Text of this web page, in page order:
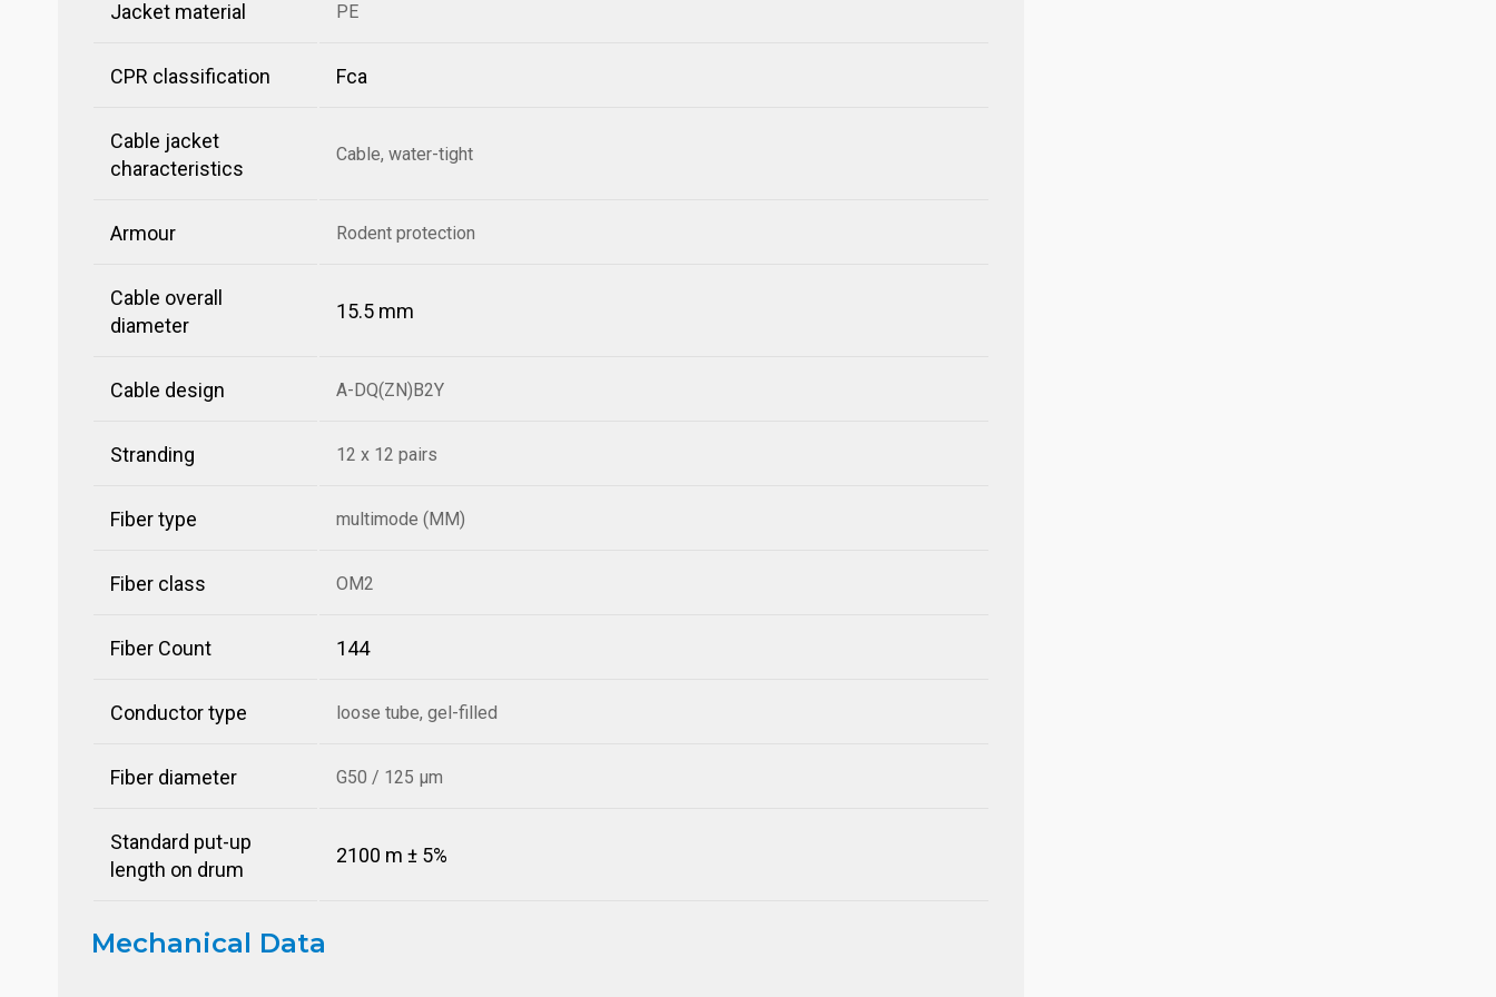
Jacket material PE
CPR classification Fca
Cable jacket
characteristics
Cable, water-tight
Armour Rodent protection
Cable overall
diameter
15.5 mm
Cable design A-DQ(ZN)B2Y
Stranding 12 x 12 pairs
Fiber type multimode (MM)
Fiber class OM2
Fiber Count 144
Conductor type loose tube, gel-filled
Fiber diameter G50 / 125 µm
Standard put-up
length on drum
2100 m ± 5%
Mechanical Data